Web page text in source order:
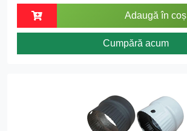
Adaugă în coș
Cumpără acum